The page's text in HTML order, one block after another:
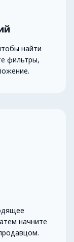
найти
фильтры,
начните